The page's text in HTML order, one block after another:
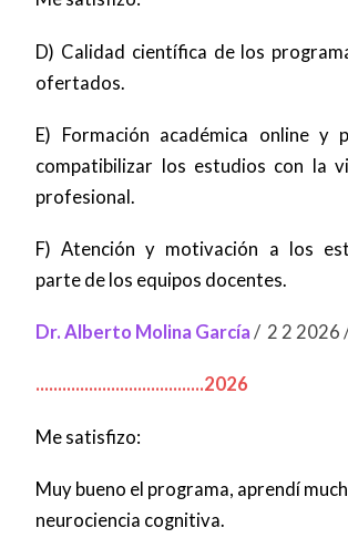
D) Calidad científica de los
ofertados.
E) Formación académica online y
compatibilizar los estudios con la
profesional.
F) Atención y motivación a los
parte de los equipos docentes.
Dr. Alberto Molina García / 2 2 2026
......................................2026
Me satisfizo:
Muy bueno el programa, aprendí
neurociencia cognitiva.